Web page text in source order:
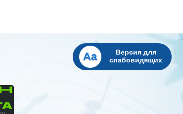
Aa
Версия для
слабовидящих